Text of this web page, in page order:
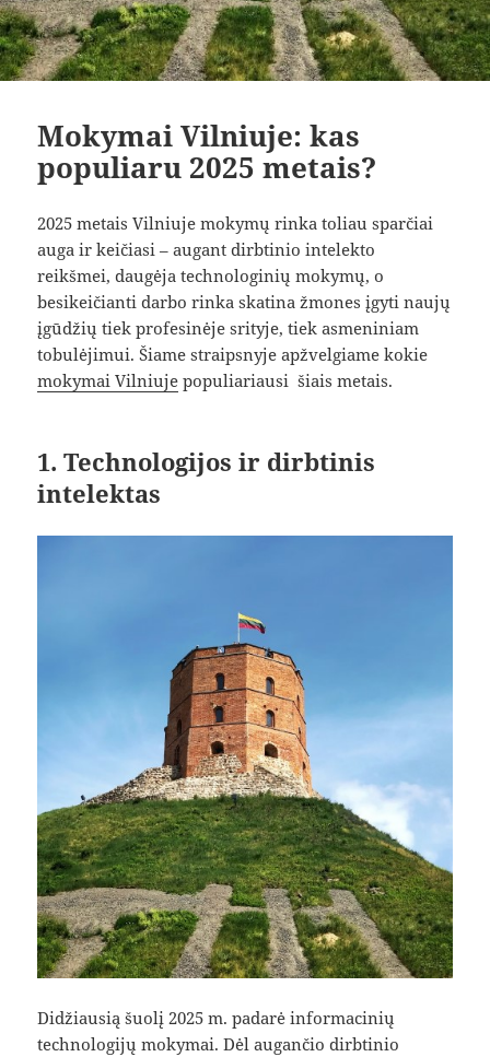
Mokymai Vilniuje: kas
populiaru 2025 metais?
2025 metais Vilniuje mokymų rinka toliau sparčiai
auga ir keičiasi – augant dirbtinio intelekto
reikšmei, daugėja technologinių mokymų, o
besikeičianti darbo rinka skatina žmones įgyti naujų
įgūdžių tiek profesinėje srityje, tiek asmeniniam
tobulėjimui. Šiame straipsnyje apžvelgiame kokie
mokymai Vilniuje populiariausi šiais metais.
1. Technologijos ir dirbtinis
intelektas
Didžiausią šuolį 2025 m. padarė informacinių
technologijų mokymai. Dėl augančio dirbtinio